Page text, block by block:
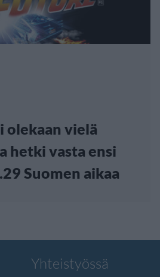
olekaan vielä
hetki vasta ensi
Suomen aikaa
Yhteistyössä